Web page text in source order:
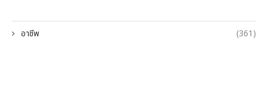
อาชีพ (361)